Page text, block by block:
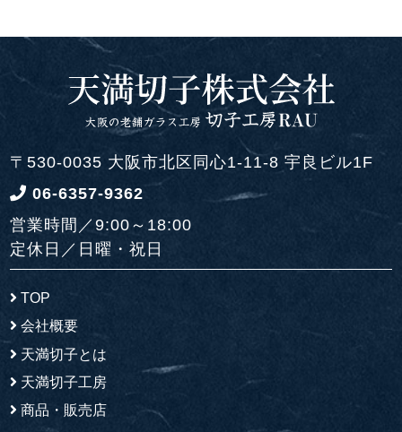
〒530-0035 大阪市北区同心1-11-8 宇良ビル1F
06-6357-9362
営業時間／9:00～18:00
定休日／日曜・祝日
TOP
会社概要
天満切子とは
天満切子工房
商品・販売店